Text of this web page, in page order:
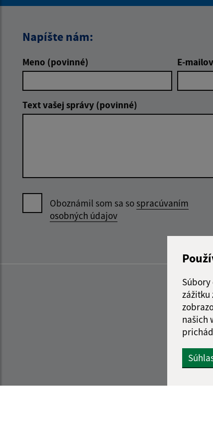
zážitku
našich
Napíšte nám:
Meno (povinné) E-
Text vašej správy (povinné)
Oboznámil som sa sospracúvaním
osobných údajov